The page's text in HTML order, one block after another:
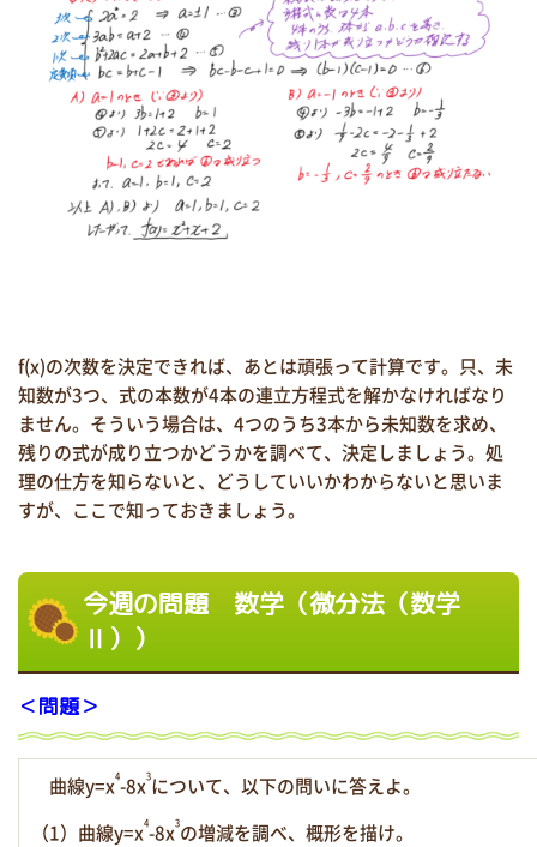
f(x)の次数を決定できれば、あとは頑張って計算です。只、未
知数が3つ、式の本数が4本の連立方程式を解かなければなり
ません。そういう場合は、4つのうち3本から未知数を求め、
残りの式が成り立つかどうかを調べて、決定しましょう。処
理の仕方を知らないと、どうしていいかわからないと思いま
すが、ここで知っておきましょう。
今週の問題 数学（微分法（数学
Ⅱ））
＜問題＞
曲線y=x4-8x3について、以下の問いに答えよ。
（1）曲線y=x4-8x3の増減を調べ、概形を描け。